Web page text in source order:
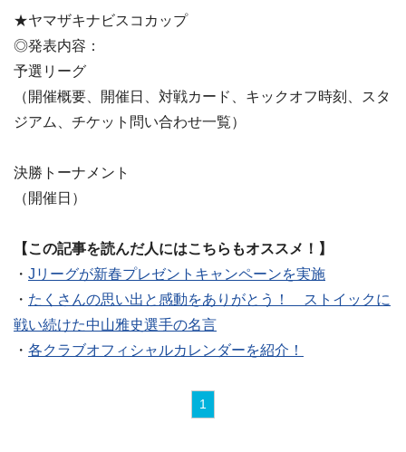
★ヤマザキナビスコカップ
◎発表内容：
予選リーグ
（開催概要、開催日、対戦カード、キックオフ時刻、スタ
ジアム、チケット問い合わせ一覧）
決勝トーナメント
（開催日）
【この記事を読んだ人にはこちらもオススメ！】
・ Jリーグが新春プレゼントキャンペーンを実施
・ たくさんの思い出と感動をありがとう！ ストイックに
戦い続けた中山雅史選手の名言
・ 各クラブオフィシャルカレンダーを紹介！
1